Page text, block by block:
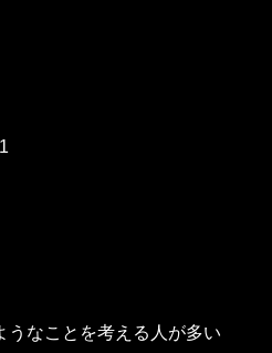
うなことを考える人が多い